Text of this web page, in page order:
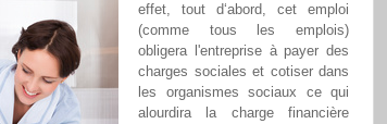
effet, tout d‘abord, cet emploi
(comme tous les emplois)
obligera l'entreprise à payer des
charges sociales et cotiser dans
les organismes sociaux ce qui
alourdira la charge financière